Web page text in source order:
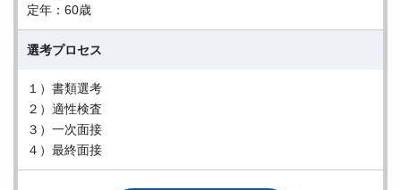
定年：60歳
選考プロセス
１）書類選考
２）適性検査
３）一次面接
４）最終面接